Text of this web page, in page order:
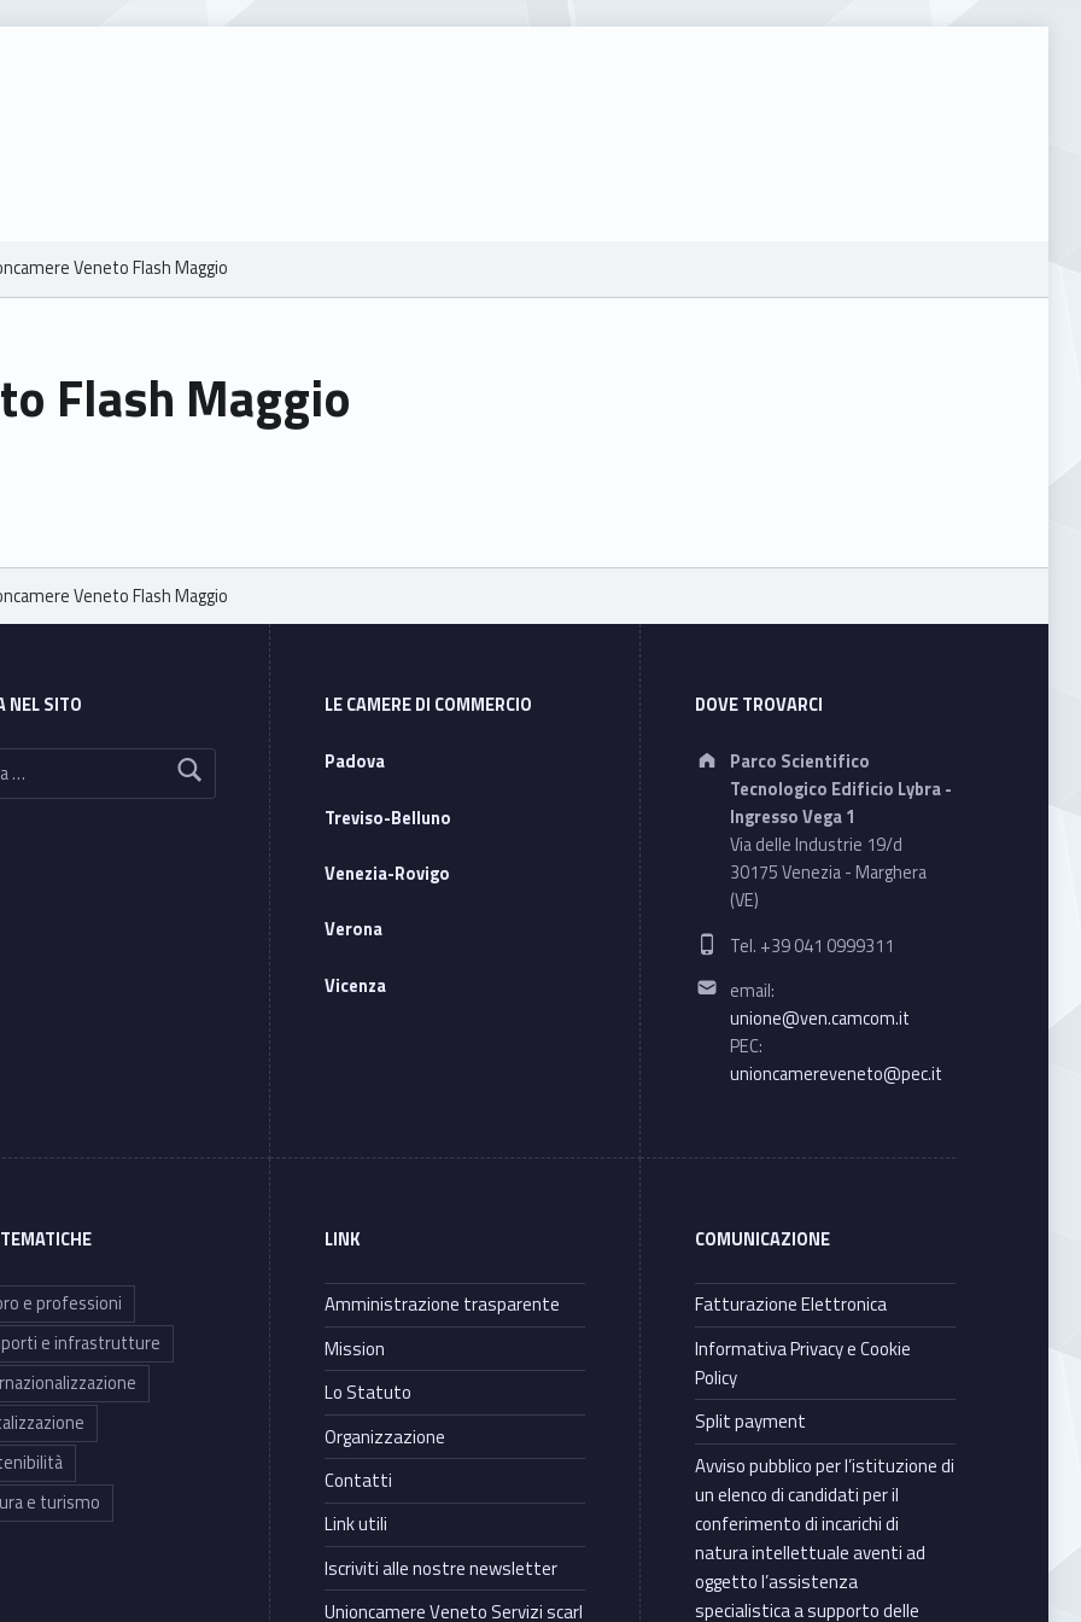
Veneto Flash Maggio
Flash Maggio
Veneto Flash Maggio
NEL SITO
LE CAMERE DI COMMERCIO
Padova
Treviso-Belluno
Venezia-Rovigo
Verona
Vicenza
DOVE TROVARCI
Address:
Parco Scientifico
Tecnologico Edificio Lybra -
Ingresso Vega 1
Via delle Industrie 19/d
30175 Venezia - Marghera
(VE)
Phone number:
Tel. +39 041 0999311
Email address:
email:
unione@ven.camcom.it
PEC:
unioncamereveneto@pec.it
e professioni
e infrastrutture
e turismo
LINK
Amministrazione trasparente
Mission
Lo Statuto
Organizzazione
Contatti
Link utili
Iscriviti alle nostre newsletter
Unioncamere Veneto Servizi scarl
COMUNICAZIONE
Fatturazione Elettronica
Informativa Privacy e Cookie
Policy
Split payment
Avviso pubblico per l’istituzione di
un elenco di candidati per il
conferimento di incarichi di
natura intellettuale aventi ad
oggetto l’assistenza
specialistica a supporto delle